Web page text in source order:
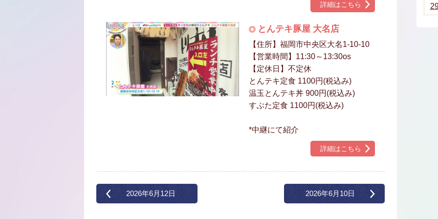
詳細はこちら
とんテキ豚屋 大名店
【住所】福岡市中央区大名1-10-10
【営業時間】11:30～13:30os
【定休日】不定休
とんテキ定食 1100円(税込み)
温玉とんテキ丼 900円(税込み)
すぶた定食 1100円(税込み)
*中継にて紹介
詳細はこちら
2026年6月12日 2026年6月10日